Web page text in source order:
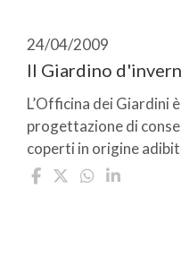
24/04/2009
Il Giardino
L’Officina dei Giardini
progettazione di
coperti in origine